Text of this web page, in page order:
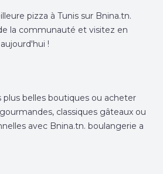
pizza à Tunis sur Bnina.tn.
la communauté et visitez en
!
plus belles boutiques ou acheter
classiques gâteaux ou
avec Bnina.tn. boulangerie a
sousse .